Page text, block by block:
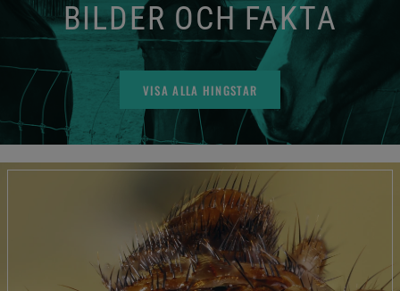
BILDER OCH FAKTA
VISA ALLA HINGSTAR